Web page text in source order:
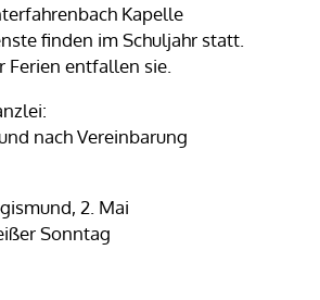
Kapelle
finden im Schuljahr statt.
Ferien entfallen sie.
nach Vereinbarung
2. Mai
Sonntag